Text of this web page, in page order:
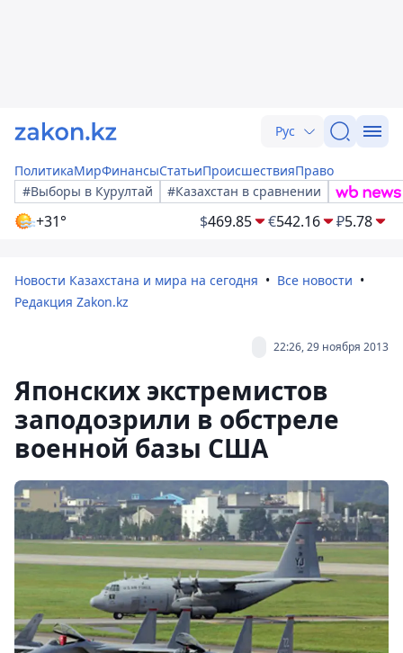
Рус
ПолитикаМирФинансыСтатьиПроисшествияПраво
#Выборы в Курултай
#Казахстан в сравнении
+31° $469.85 €542.16 ₽5.78
Новости Казахстана и мира на сегодня
Все новости
Редакция Zakon.kz
22:26, 29 ноября 2013
Японских экстремистов
заподозрили в обстреле
военной базы США